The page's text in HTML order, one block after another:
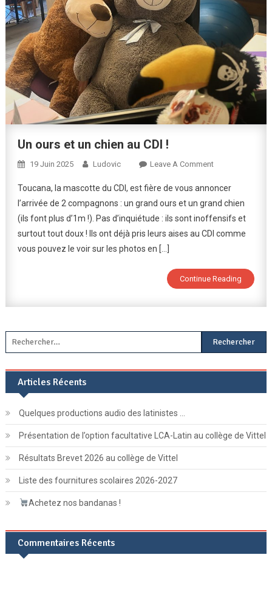
Un ours et un chien au CDI !
19 Juin 2025 Ludovic Leave A CommentOn
Ours
Et
Un
Chien
!
Toucana, la mascotte du CDI, est fière de vous annoncer
l’arrivée de 2 compagnons : un grand ours et un grand chien
(ils font plus d’1m !). Pas d’inquiétude : ils sont inoffensifs et
surtout tout doux ! Ils ont déjà pris leurs aises au CDI comme
vous pouvez le voir sur les photos en […]
Continue Reading
Rechercher :
Articles Récents
Quelques productions audio des latinistes …
Présentation de l’option facultative LCA-Latin au collège de Vittel
Résultats Brevet 2026 au collège de Vittel
Liste des fournitures scolaires 2026-2027
Achetez nos bandanas !
Commentaires Récents